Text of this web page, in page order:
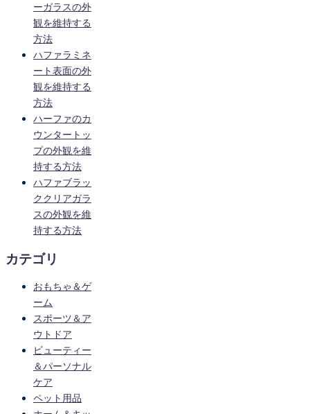
ーガラスの外
観を維持する
方法
ハファラミネ
ート表面の外
観を維持する
方法
ハーファのカ
ウンタートッ
プの外観を維
持する方法
ハファブラッ
ククリアガラ
スの外観を維
持する方法
カテゴリ
おもちゃ＆ゲ
ーム
スポーツ＆ア
ウトドア
ビューティー
＆パーソナル
ケア
ペット用品